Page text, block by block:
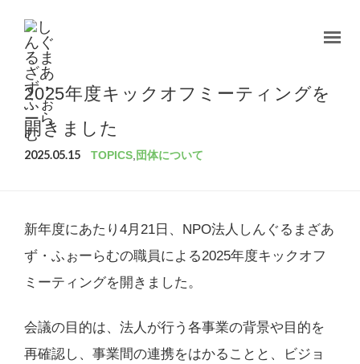
2025年度キックオフミーティングを
開きました
2025.05.15 TOPICS 団体について
新年度にあたり4月21日、NPO法人しんぐるまざあ
ず・ふぉーらむの職員による2025年度キックオフ
ミーティングを開きました。
会議の目的は、法人が行う各事業の背景や目的を
再確認し、事業間の連携をはかることと、ビジョ